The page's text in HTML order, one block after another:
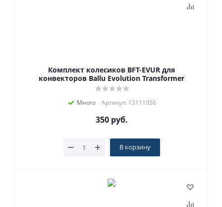
Комплект колесиков BFT-EVUR для
конвекторов Ballu Evolution Transformer
Много Артикул: 13111056
350руб.
В корзину